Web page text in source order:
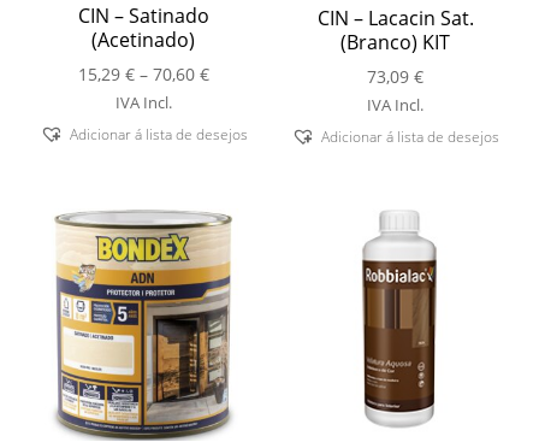
CIN – Satinado
(Acetinado)
15,29 € – 70,60 €Price
through
IVA Incl.
Adicionar á lista de desejos
CIN – Lacacin Sat.
(Branco) KIT
73,09€
IVA Incl.
Adicionar á lista de desejos